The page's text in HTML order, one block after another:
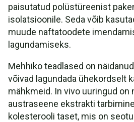
paisutatud polüstüreenist
isolatsioonile. Seda võib
muude naftatoodete
lagundamiseks.
Mehhiko teadlased on
võivad lagundada ühekordselt
mähkmeid. In vivo uuringud on
austraseene ekstrakti
kolesterooli taset, mis on